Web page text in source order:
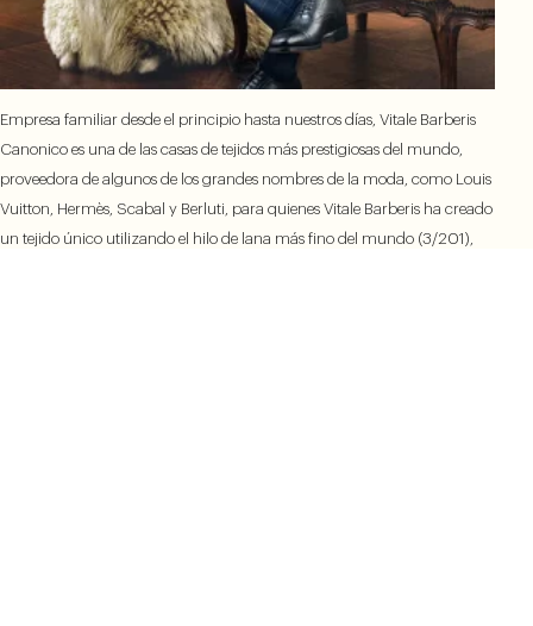
Empresa familiar desde el principio hasta nuestros días, Vitale Barberis
Canonico es una de las casas de tejidos más prestigiosas del mundo,
proveedora de algunos de los grandes nombres de la moda, como Louis
Vuitton, Hermès, Scabal y Berluti, para quienes Vitale Barberis ha creado
un tejido único utilizando el hilo de lana más fino del mundo (3/201),